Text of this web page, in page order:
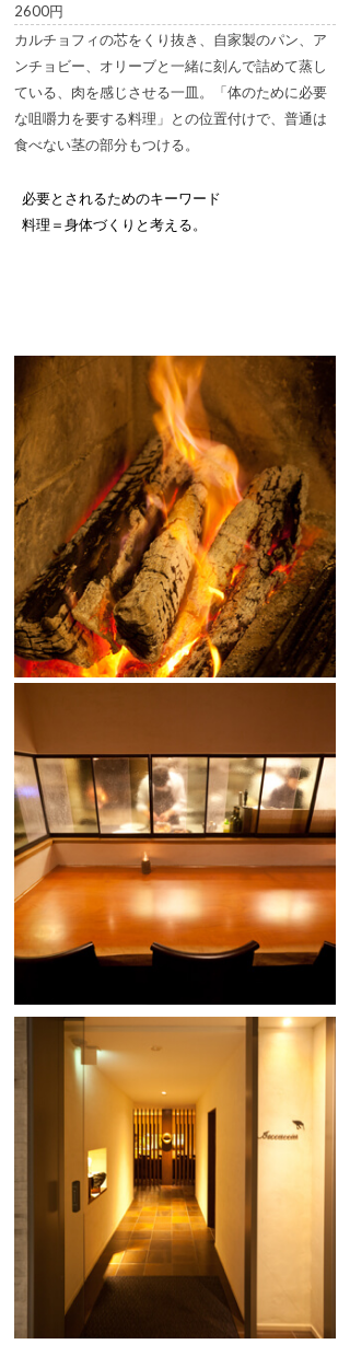
2600円
カルチョフィの芯をくり抜き、自家製のパン、ア
ンチョビー、オリーブと一緒に刻んで詰めて蒸し
ている、肉を感じさせる一皿。「体のために必要
な咀嚼力を要する料理」との位置付けで、普通は
食べない茎の部分もつける。
必要とされるためのキーワード
料理＝身体づくりと考える。